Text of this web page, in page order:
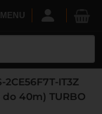
MENU
IT3Z
do 40m) TURBO